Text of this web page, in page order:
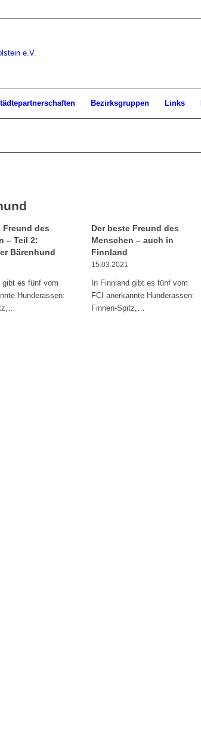
Bezirksgruppen Links
Freund des
– Teil 2:
Bärenhund
gibt es fünf vom
Hunderassen:
Der beste Freund des
Menschen – auch in
Finnland
15.03.2021
In Finnland gibt es fünf vom
FCI anerkannte Hunderassen:
Finnen-Spitz,…